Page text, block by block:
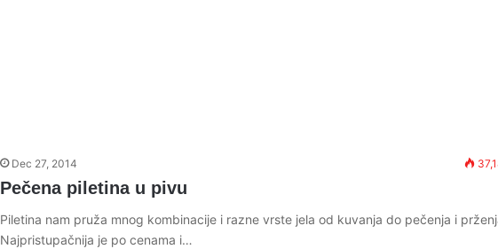
Dec 27, 2014
Pečena piletina u pivu
Piletina nam pruža mnog kombinacije i razne vrste jela od kuvanja do pečenja i
Najpristupačnija je po cenama i…